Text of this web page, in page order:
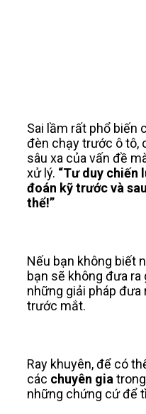
Sai lầm rất phổ biến
đèn chạy trước ô tô,
sâu xa của vấn đề
xử lý. “Tư duy chiến
đoán kỹ trước và
thể!”
Nếu bạn không biết
bạn sẽ không đưa ra
những giải pháp
trước mắt.
Ray khuyên, để có
các chuyên gia
những chứng cứ để